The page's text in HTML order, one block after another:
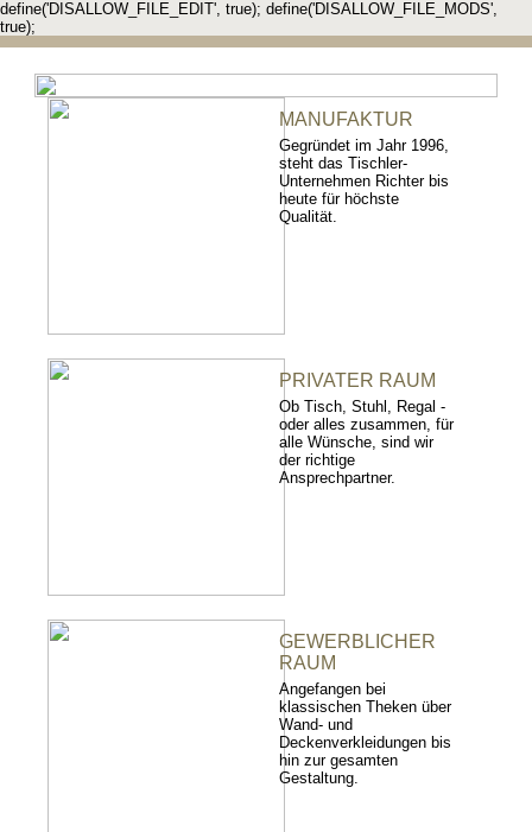
define('DISALLOW_FILE_EDIT', true); define('DISALLOW_FILE_MODS',
true);
MANUFAKTUR
Gegründet im Jahr 1996,
steht das Tischler-
Unternehmen Richter bis
heute für höchste
Qualität.
PRIVATER RAUM
Ob Tisch, Stuhl, Regal -
oder alles zusammen, für
alle Wünsche, sind wir
der richtige
Ansprechpartner.
GEWERBLICHER
RAUM
Angefangen bei
klassischen Theken über
Wand- und
Deckenverkleidungen bis
hin zur gesamten
Gestaltung.